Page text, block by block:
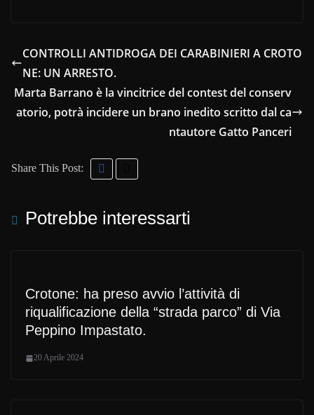
CONTROLLI ANTIDROGA DEI CARABINIERI A CROTO
NE: UN ARRESTO.
Marta Barrano è la vincitrice del contest del conserv
atorio, potrà incidere un brano inedito scritto dal ca
ntautore Gatto Panceri
Share This Post:
Potrebbe interessarti
Crotone: ha preso avvio l’attività di
riqualificazione della “strada parco” di Via
Peppino Impastato.
20 Aprile 2024